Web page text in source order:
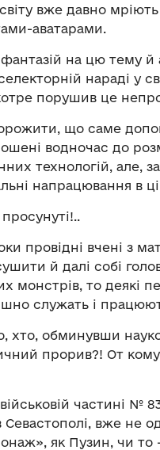
світу вже давно
аватарами.
на цю тему й
нараді у
порушив це
що саме
водночас до
технологій, але,
напрацювання в
провідні вчені з
й далі собі
монстрів, то деякі
служать і
хто, обминувши
прорив?! От
частині №
Севастополі, вже не
як Пузин, чи